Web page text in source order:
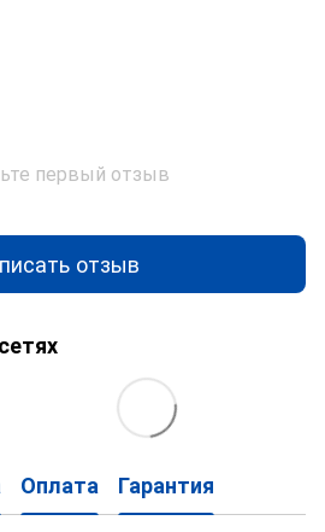
первый отзыв
отзыв
Оплата Гарантия